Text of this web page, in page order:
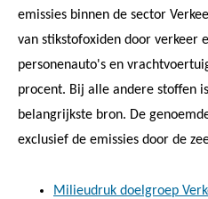
emissies binnen de sector
van stikstofoxiden door verkeer
personenauto's en
procent. Bij alle andere stoffen
belangrijkste bron. De
exclusief de emissies door de
Milieudruk doelgroep